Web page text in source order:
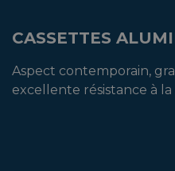
CASSETTES
Aspect contemporain,
excellente résistance à la